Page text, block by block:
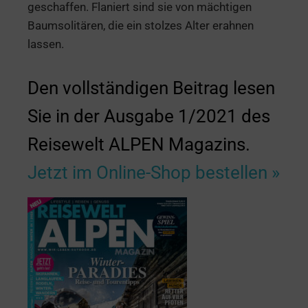
geschaffen. Flaniert sind sie von mächtigen
Baumsolitären, die ein stolzes Alter erahnen
lassen.
Den vollständigen Beitrag lesen
Sie in der Ausgabe 1/2021 des
Reisewelt ALPEN Magazins.
Jetzt im Online-Shop bestellen »